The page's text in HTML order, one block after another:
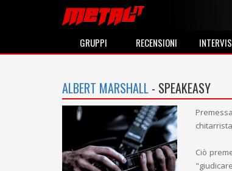
GRUPPI RECENSIONI
ALBERT MARSHALL - SPEAKEASY
Ciò